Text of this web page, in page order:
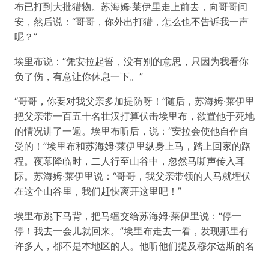
布已打到大批猎物。苏海姆·莱伊里走上前去，向哥哥问
安，然后说：“哥哥，你外出打猎，怎么也不告诉我一声
呢？”
埃里布说：“凭安拉起誓，没有别的意思，只因为我看你
负了伤，有意让你休息一下。”
“哥哥，你要对我父亲多加提防呀！”随后，苏海姆·莱伊里
把父亲带一百五十名壮汉打算伏击埃里布，欲置他于死地
的情况讲了一遍。埃里布听后，说：“安拉会使他自作自
受的！”埃里布和苏海姆·莱伊里纵身上马，踏上回家的路
程。夜幕降临时，二人行至山谷中，忽然马嘶声传入耳
际。苏海姆·莱伊里说：“哥哥，我父亲带领的人马就埋伏
在这个山谷里，我们赶快离开这里吧！”
埃里布跳下马背，把马缰交给苏海姆·莱伊里说：“停一
停！我去一会儿就回来。”埃里布走去一看，发现那里有
许多人，都不是本地区的人。他听他们提及穆尔达斯的名